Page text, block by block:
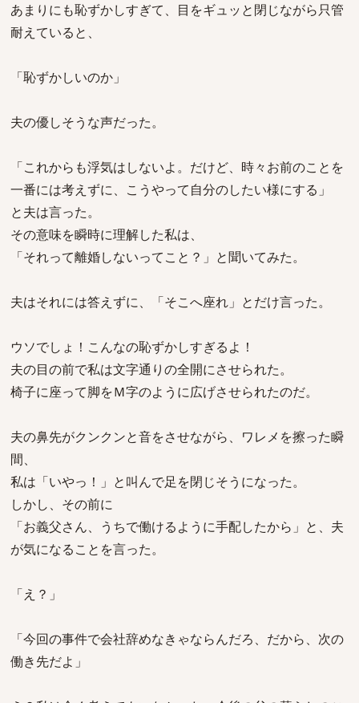
あまりにも恥ずかしすぎて、目をギュッと閉じながら只管
耐えていると、
「恥ずかしいのか」
夫の優しそうな声だった。
「これからも浮気はしないよ。だけど、時々お前のことを
一番には考えずに、こうやって自分のしたい様にする」
と夫は言った。
その意味を瞬時に理解した私は、
「それって離婚しないってこと？」と聞いてみた。
夫はそれには答えずに、「そこへ座れ」とだけ言った。
ウソでしょ！こんなの恥ずかしすぎるよ！
夫の目の前で私は文字通りの全開にさせられた。
椅子に座って脚をＭ字のように広げさせられたのだ。
夫の鼻先がクンクンと音をさせながら、ワレメを擦った瞬
間、
私は「いやっ！」と叫んで足を閉じそうになった。
しかし、その前に
「お義父さん、うちで働けるように手配したから」と、夫
が気になることを言った。
「え？」
「今回の事件で会社辞めなきゃならんだろ、だから、次の
働き先だよ」